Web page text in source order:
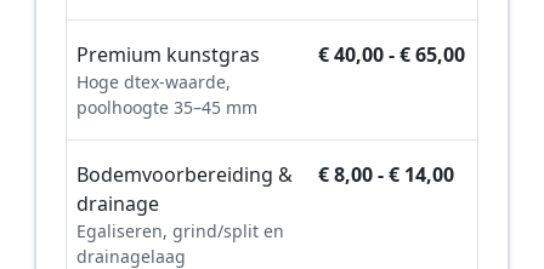
Premium kunstgras
Hoge dtex-waarde,
poolhoogte 35–45 mm
€ 40,00 - € 65,00
Bodemvoorbereiding &
drainage
Egaliseren, grind/split en
drainagelaag
€ 8,00 - € 14,00